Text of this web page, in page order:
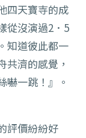
四天寶寺的成
從沒演過2．5
知道彼此都一
共濟的感覺，
嚇一跳！』。
評價紛紛好